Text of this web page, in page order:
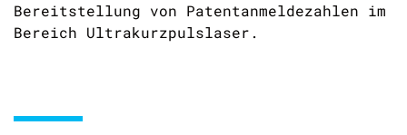
Bereitstellung von Patentanmeldezahlen im
Bereich Ultrakurzpulslaser.